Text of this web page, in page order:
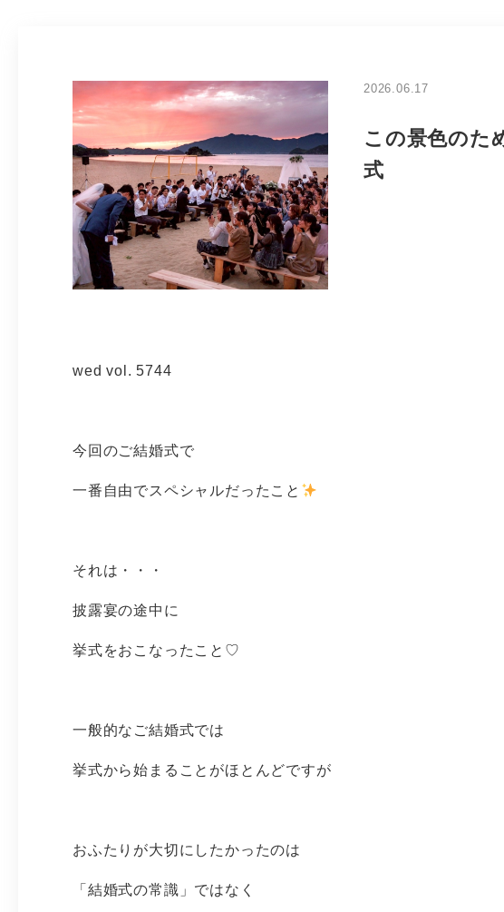
2026.06.17
この景色のた
式
wed vol. 5744
今回のご結婚式で
一番自由でスペシャルだったこと
それは・・・
披露宴の途中に
挙式をおこなったこと♡
一般的なご結婚式では
挙式から始まることがほとんどですが
おふたりが大切にしたかったのは
「結婚式の常識」ではなく